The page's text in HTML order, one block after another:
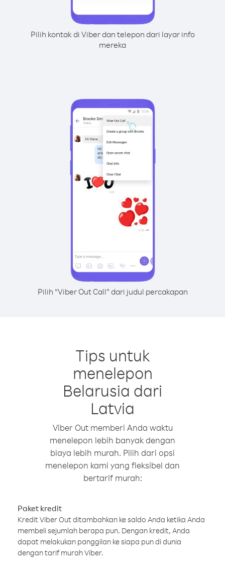
Pilih kontak di Viber dan telepon dari layar info
mereka
Pilih “Viber Out Call” dari judul percakapan
Tips untuk
menelepon
Belarusia dari
Latvia
Viber Out memberi Anda waktu
menelepon lebih banyak dengan
biaya lebih murah. Pilih dari opsi
menelepon kami yang fleksibel dan
bertarif murah:
Paket kredit
Kredit Viber Out ditambahkan ke saldo Anda ketika Anda
membeli sejumlah berapa pun. Dengan kredit, Anda
dapat melakukan panggilan ke siapa pun di dunia
dengan tarif murah Viber.